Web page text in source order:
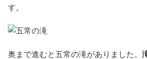
す。
奥まで進むと五常の滝がありました。